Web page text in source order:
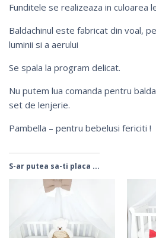
Funditele se realizeaza in culoarea
Baldachinul este fabricat din voal,
luminii si a aerului
Se spala la program delicat.
Nu putem lua comanda pentru
set de lenjerie.
Pambella – pentru bebelusi fericiti !
S-ar putea sa-ti placa ...